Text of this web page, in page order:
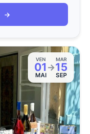
→
VEN
01
MAI
→
MAR
15
SEP